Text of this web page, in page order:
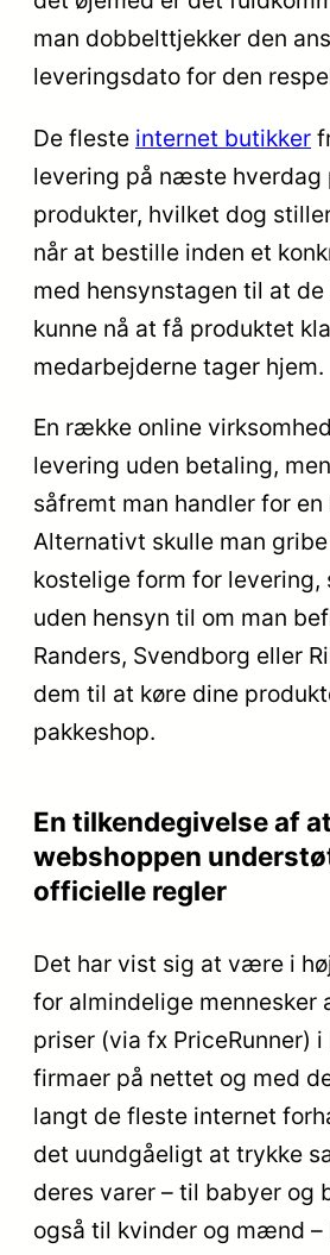
man dobbelttjekker den
leveringsdato for den
De fleste internet butikker
levering på næste hverdag
produkter, hvilket dog
når at bestille inden et
med hensynstagen til at
kunne nå at få produktet
medarbejderne tager hjem.
En række online
levering uden betaling,
såfremt man handler for en
Alternativt skulle man
kostelige form for levering,
uden hensyn til om man
Randers, Svendborg eller
dem til at køre dine
pakkeshop.
En tilkendegivelse af at
webshoppen
officielle regler
Det har vist sig at være i
for almindelige mennesker
priser (via fx PriceRunner)
firmaer på nettet og med
langt de fleste internet
det uundgåeligt at trykke
deres varer – til babyer og
også til kvinder og mænd